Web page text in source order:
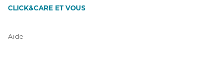
CLICK&CARE ET VOUS
Aide